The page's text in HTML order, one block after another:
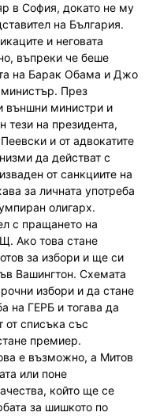
в София, докато не му
на България.
и неговата
въпреки че беше
на Барак Обама и Джо
През
външни министри и
тези на президента,
и от адвокатите
да действат с
от санкциите на
за личната употреба
олигарх.
с пращането на
Ако това стане
за избори и ще си
Вашингтон. Схемата
избори и да стане
на ГЕРБ и тогава да
от списъка със
премиер.
е възможно, а Митов
или поне
който ще се
за шишкото по